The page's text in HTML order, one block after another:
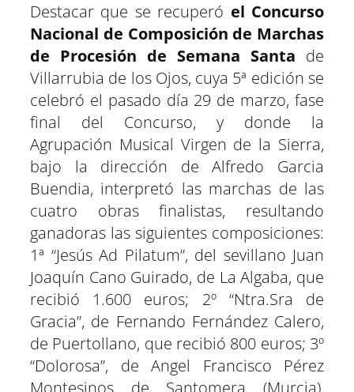
Destacar que se recuperó el Concurso
Nacional de Composición de Marchas
de Procesión de Semana Santa de
Villarrubia de los Ojos, cuya 5ª edición se
celebró el pasado día 29 de marzo, fase
final del Concurso, y donde la
Agrupación Musical Virgen de la Sierra,
bajo la dirección de Alfredo Garcia
Buendia, interpretó las marchas de las
cuatro obras finalistas, resultando
ganadoras las siguientes composiciones:
1ª “Jesús Ad Pilatum”, del sevillano Juan
Joaquín Cano Guirado, de La Algaba, que
recibió 1.600 euros; 2º “Ntra.Sra de
Gracia”, de Fernando Fernández Calero,
de Puertollano, que recibió 800 euros; 3º
“Dolorosa”, de Angel Francisco Pérez
Montesinos de Santomera (Murcia),